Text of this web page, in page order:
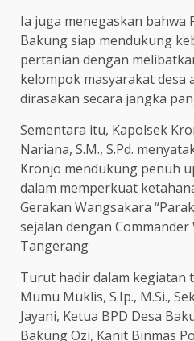
Ia juga menegaskan bahwa
Bakung siap mendukung
pertanian dengan
kelompok masyarakat desa
dirasakan secara jangka
Sementara itu, Kapolsek
Nariana, S.M., S.Pd.
Kronjo mendukung penuh
dalam memperkuat
Gerakan Wangsakara
sejalan dengan
Tangerang
Turut hadir dalam kegiatan
Mumu Muklis, S.Ip., M.Si.,
Jayani, Ketua BPD Desa
Bakung Ozi, Kanit Binmas